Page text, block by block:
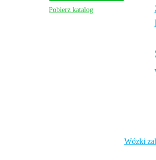
Pobierz katalog
Wózki